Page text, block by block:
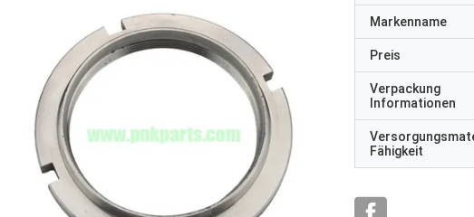
Markenname
Preis
Verpackung
Informationen
Fähigkeit